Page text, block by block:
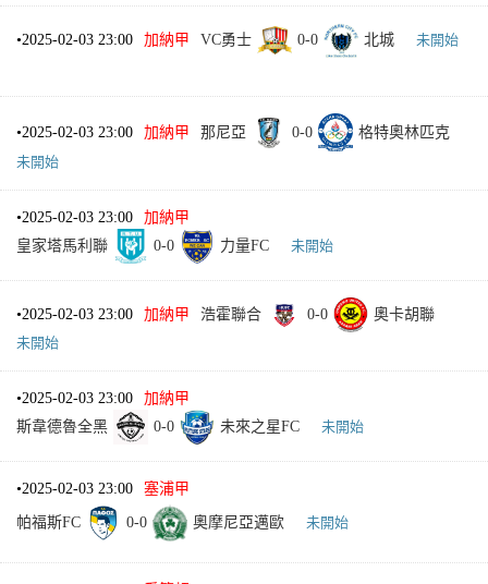
•2025-02-03 23:00 加納甲 VC勇士 0-0 北城 未開始
•2025-02-03 23:00 加納甲 那尼亞 0-0
格特奧林匹克
未開始
•2025-02-03 23:00
加納甲
皇家塔馬利聯
0-0 力量FC 未開始
•2025-02-03 23:00 加納甲 浩霍聯合 0-0
奧卡胡聯
未開始
•2025-02-03 23:00
加納甲
斯韋德魯全黑
0-0 未來之星FC 未開始
•2025-02-03 23:00 塞浦甲
帕福斯FC 0-0 奧摩尼亞邁歐 未開始